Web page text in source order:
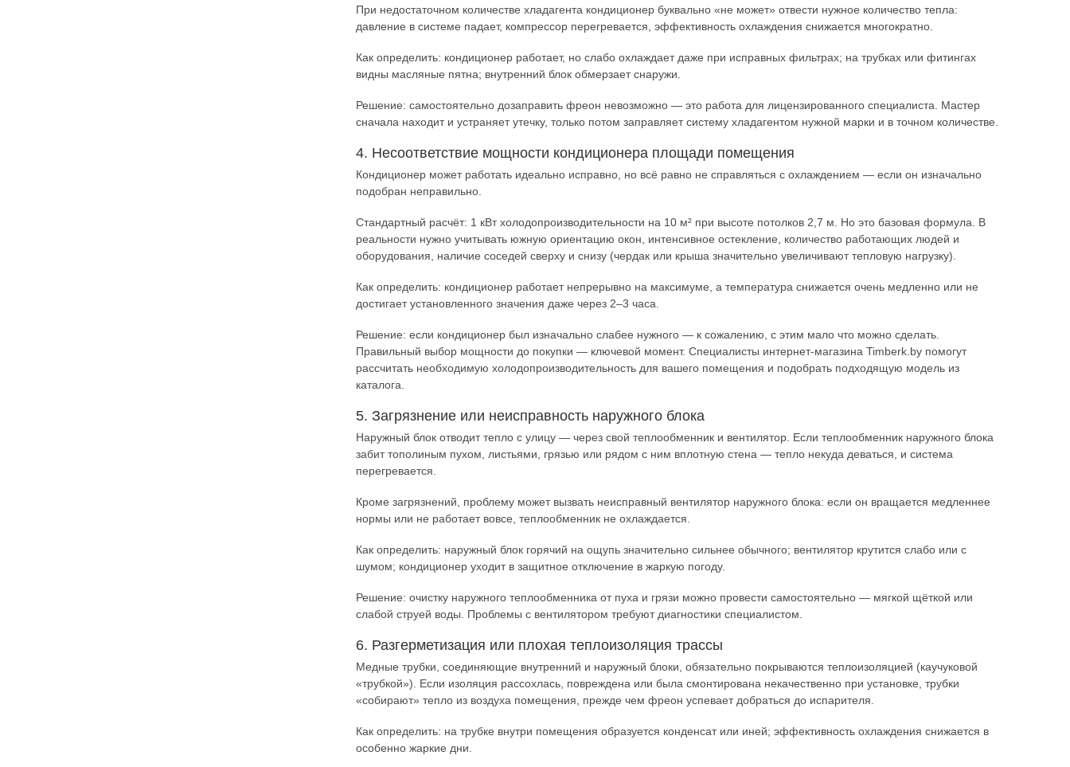
При недостаточном количестве хладагента кондиционер буквально «не может» отвести нужное количество тепла:
давление в системе падает, компрессор перегревается, эффективность охлаждения снижается многократно.
Как определить: кондиционер работает, но слабо охлаждает даже при исправных фильтрах; на трубках или фитингах
видны масляные пятна; внутренний блок обмерзает снаружи.
Решение: самостоятельно дозаправить фреон невозможно — это работа для лицензированного специалиста. Мастер
сначала находит и устраняет утечку, только потом заправляет систему хладагентом нужной марки и в точном количестве.
4. Несоответствие мощности кондиционера площади помещения
Кондиционер может работать идеально исправно, но всё равно не справляться с охлаждением — если он изначально
подобран неправильно.
Стандартный расчёт: 1 кВт холодопроизводительности на 10 м² при высоте потолков 2,7 м. Но это базовая формула. В
реальности нужно учитывать южную ориентацию окон, интенсивное остекление, количество работающих людей и
оборудования, наличие соседей сверху и снизу (чердак или крыша значительно увеличивают тепловую нагрузку).
Как определить: кондиционер работает непрерывно на максимуме, а температура снижается очень медленно или не
достигает установленного значения даже через 2–3 часа.
Решение: если кондиционер был изначально слабее нужного — к сожалению, с этим мало что можно сделать.
Правильный выбор мощности до покупки — ключевой момент. Специалисты интернет-магазина Timberk.by помогут
рассчитать необходимую холодопроизводительность для вашего помещения и подобрать подходящую модель из
каталога.
5. Загрязнение или неисправность наружного блока
Наружный блок отводит тепло с улицу — через свой теплообменник и вентилятор. Если теплообменник наружного блока
забит тополиным пухом, листьями, грязью или рядом с ним вплотную стена — тепло некуда деваться, и система
перегревается.
Кроме загрязнений, проблему может вызвать неисправный вентилятор наружного блока: если он вращается медленнее
нормы или не работает вовсе, теплообменник не охлаждается.
Как определить: наружный блок горячий на ощупь значительно сильнее обычного; вентилятор крутится слабо или с
шумом; кондиционер уходит в защитное отключение в жаркую погоду.
Решение: очистку наружного теплообменника от пуха и грязи можно провести самостоятельно — мягкой щёткой или
слабой струей воды. Проблемы с вентилятором требуют диагностики специалистом.
6. Разгерметизация или плохая теплоизоляция трассы
Медные трубки, соединяющие внутренний и наружный блоки, обязательно покрываются теплоизоляцией (каучуковой
«трубкой»). Если изоляция рассохлась, повреждена или была смонтирована некачественно при установке, трубки
«собирают» тепло из воздуха помещения, прежде чем фреон успевает добраться до испарителя.
Как определить: на трубке внутри помещения образуется конденсат или иней; эффективность охлаждения снижается в
особенно жаркие дни.